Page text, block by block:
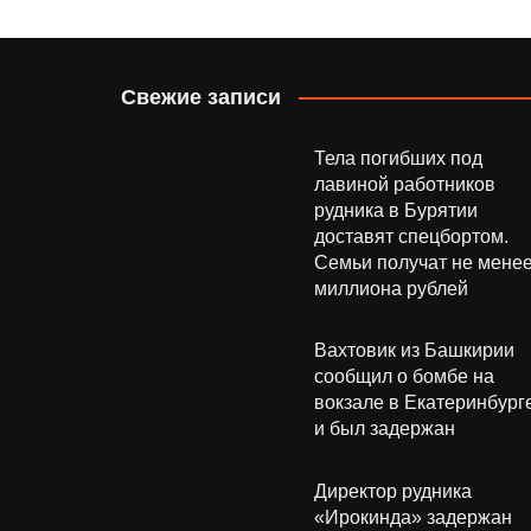
Свежие записи
Тела погибших под
лавиной работников
рудника в Бурятии
доставят спецбортом.
Семьи получат не
миллиона рублей
Вахтовик из Башкирии
сообщил о бомбе на
вокзале в
и был задержан
Директор рудника
«Ирокинда» задержан